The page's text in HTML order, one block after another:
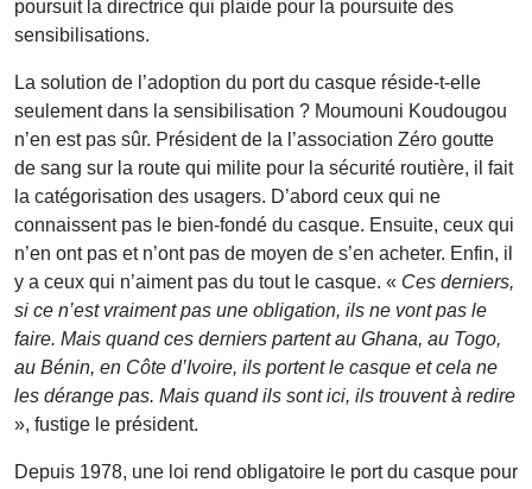
poursuit la directrice qui plaide pour la poursuite des
sensibilisations.
La solution de l’adoption du port du casque réside-t-elle
seulement dans la sensibilisation ? Moumouni Koudougou
n’en est pas sûr. Président de la l’association Zéro goutte
de sang sur la route qui milite pour la sécurité routière, il fait
la catégorisation des usagers. D’abord ceux qui ne
connaissent pas le bien-fondé du casque. Ensuite, ceux qui
n’en ont pas et n’ont pas de moyen de s’en acheter. Enfin, il
y a ceux qui n’aiment pas du tout le casque. « Ces derniers,
si ce n’est vraiment pas une obligation, ils ne vont pas le
faire. Mais quand ces derniers partent au Ghana, au Togo,
au Bénin, en Côte d’Ivoire, ils portent le casque et cela ne
les dérange pas. Mais quand ils sont ici, ils trouvent à redire
», fustige le président.
Depuis 1978, une loi rend obligatoire le port du casque pour